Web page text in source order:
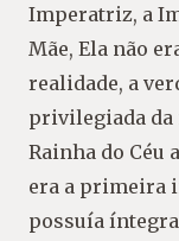
Imperatriz, a
Mãe, Ela não
realidade, a
privilegiada da
Rainha do Céu
era a primeira
possuía